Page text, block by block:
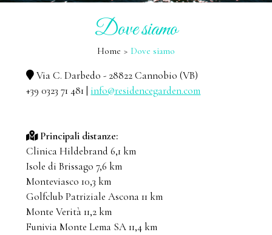
Dove siamo
Home Dove siamo
Via C. Darbedo - 28822 Cannobio (VB)
+39 0323 71 481 | info@residencegarden.com
Principali distanze:
Clinica Hildebrand 6,1 km
Isole di Brissago 7,6 km
Monteviasco 10,3 km
Golfclub Patriziale Ascona 11 km
Monte Verità 11,2 km
Funivia Monte Lema SA 11,4 km